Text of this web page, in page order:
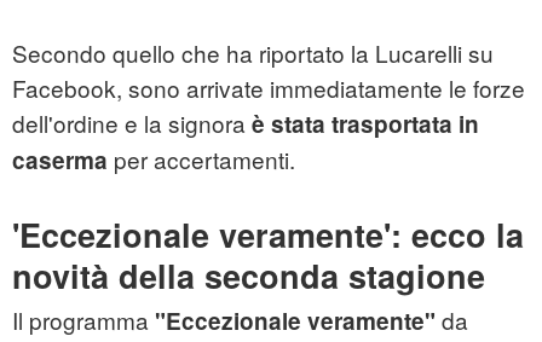
Secondo quello che ha riportato la Lucarelli su
Facebook, sono arrivate immediatamente le forze
dell'ordine e la signora è stata trasportata in
caserma per accertamenti.
'Eccezionale veramente': ecco la
novità della seconda stagione
Il programma "Eccezionale veramente" da